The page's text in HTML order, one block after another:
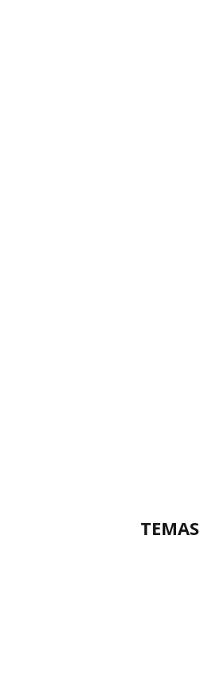
TEMAS